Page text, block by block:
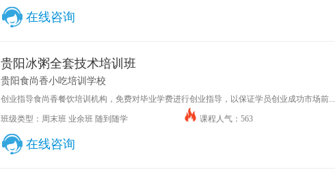
在线咨询
贵阳冰粥全套技术培训班
贵阳食尚香小吃培训学校
创业指导食尚香餐饮培训机构，免费对毕业学费进行创业指导，以保证学员创业成功市场前...
班级类型：周末班 业余班 随到随学 课程人气：563
在线咨询